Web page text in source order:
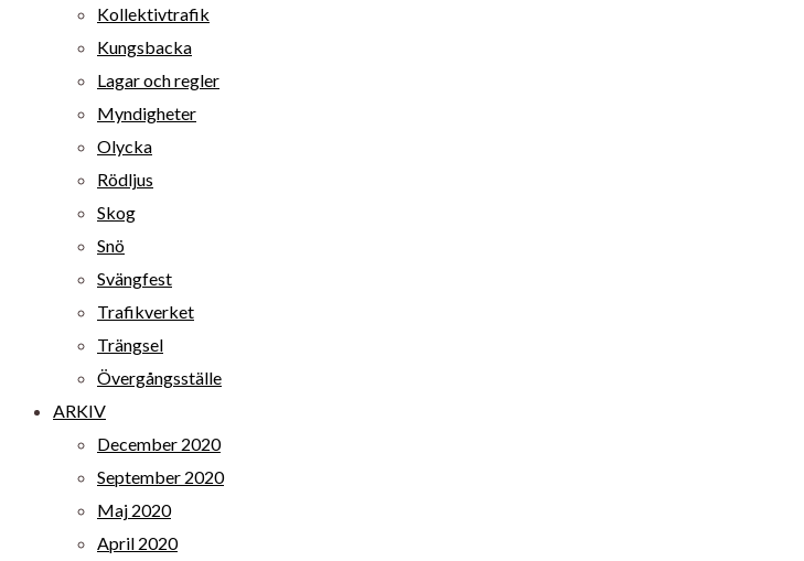
Kollektivtrafik
Kungsbacka
Lagar och regler
Myndigheter
Olycka
Rödljus
Skog
Snö
Svängfest
Trafikverket
Trängsel
Övergångsställe
ARKIV
December 2020
September 2020
Maj 2020
April 2020